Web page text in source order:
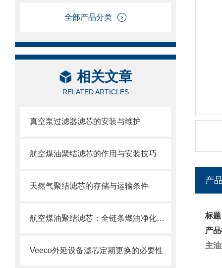
全部产品分类
相关文章
RELATED ARTICLES
真空泵过滤器滤芯的安装与维护
航空煤油聚结滤芯的作用与安装技巧
天然气聚结滤芯的存储与运输条件
航空煤油聚结滤芯：全链条燃油净化的关键配套
Veeco外延设备滤芯定期更换的必要性
产
标
产
主